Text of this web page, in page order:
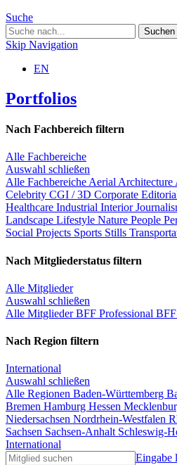
Suche
Skip Navigation
EN
Portfolios
Nach Fachbereich filtern
Alle Fachbereiche
Auswahl schließen
Alle Fachbereiche Aerial Architecture
Celebrity CGI / 3D Corporate
Healthcare Industrial Interior
Landscape Lifestyle Nature People
Social Projects Sports Stills
Nach Mitgliederstatus filtern
Alle Mitglieder
Auswahl schließen
Alle MitgliederBFF Professional
Nach Region filtern
International
Auswahl schließen
Alle Regionen Baden-Württemberg
Bremen Hamburg Hessen
Niedersachsen Nordrhein-Westfalen
Sachsen Sachsen-Anhalt Schleswig-
International
Eingabe